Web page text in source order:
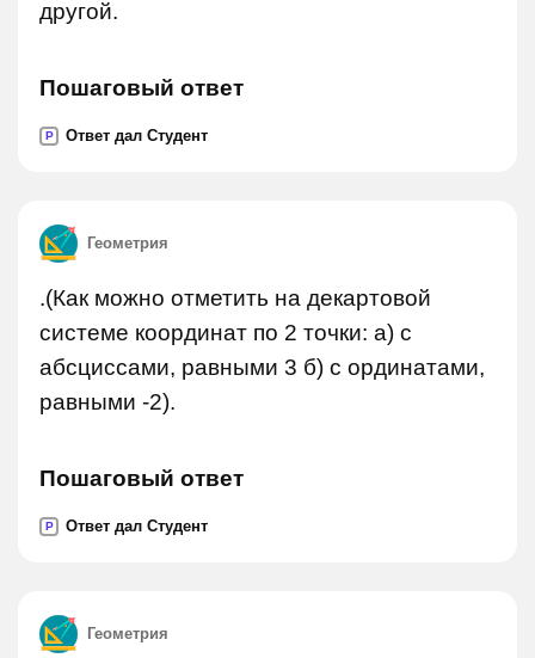
другой.
Пошаговый ответ
P Ответ дал Студент
Геометрия
.(Как можно отметить на декартовой
системе координат по 2 точки: а) с
абсциссами, равными 3 б) с ординатами,
равными -2).
Пошаговый ответ
P Ответ дал Студент
Геометрия